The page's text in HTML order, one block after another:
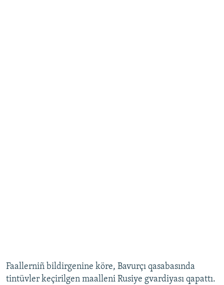
Faallerniñ bildirgenine köre, Bavurçı qasabasında
tintüvler keçirilgen maalleni Rusiye gvardiyası qapattı.